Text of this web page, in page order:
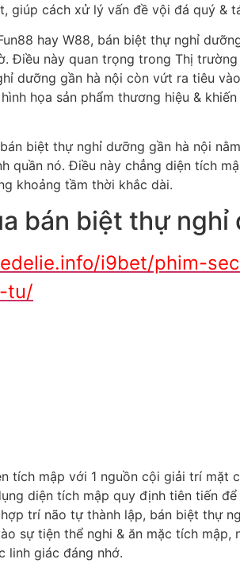
giúp cách xử lý vấn đề vội đá quý &
hay W88, bán biệt thự nghỉ
Điều này quan trọng trong Thị
dưỡng gần hà nội còn vứt ra tiêu
họa sản phẩm thương hiệu &
biệt thự nghỉ dưỡng gần hà nội
quần nó. Điều này chẳng diện tích
khoảng tầm thời khắc dài.
bán biệt thự nghỉ
i9bet/phim-
tu/
tích mập với 1 nguồn cội giải trí
diện tích mập quy định tiên tiến
trí não tự thành lập, bán biệt thự
sự tiện thể nghi & ăn mặc tích
linh giác đáng nhớ.